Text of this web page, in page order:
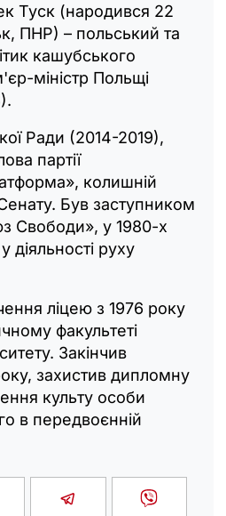
Туск (народився 22
ПНР) – польський та
кашубського
міністр Польщі
Ради (2014-2019),
партії
колишній
Був заступником
Свободи», у 1980-х
діяльності руху
ліцею з 1976 року
факультеті
Закінчив
захистив дипломну
культу особи
в передвоєнній